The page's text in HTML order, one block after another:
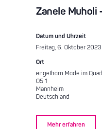
Zanele Muholi
Datum und Uhrzeit
Freitag, 6. Oktober
Ort
engelhorn Mode im
O5 1
Mannheim
Deutschland
Mehr erfahren